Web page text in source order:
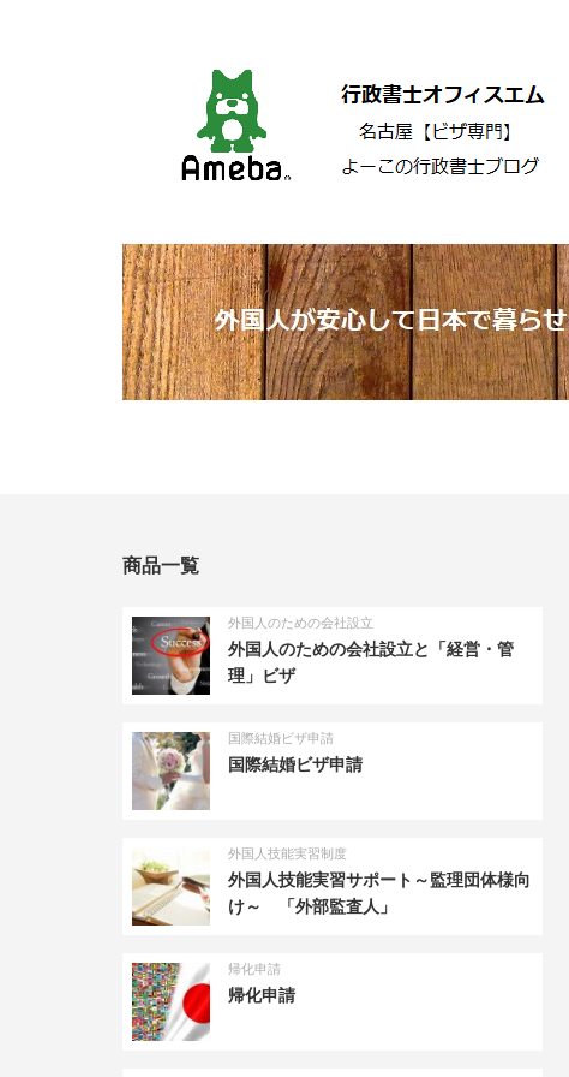
商品一覧
外国人のための会社設立
外国人のための会社設立と「経営・管
理」ビザ
国際結婚ビザ申請
国際結婚ビザ申請
外国人技能実習制度
外国人技能実習サポート～監理団体様向
け～ 「外部監査人」
帰化申請
帰化申請